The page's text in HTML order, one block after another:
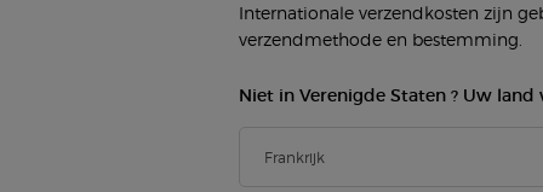
LUMINOUS SILK ILLUMINATING PRIMER - 32ML
Internationale verzendkosten zijn
verzendmethode en bestemming.
Niet in Verenigde Staten ? Uw land